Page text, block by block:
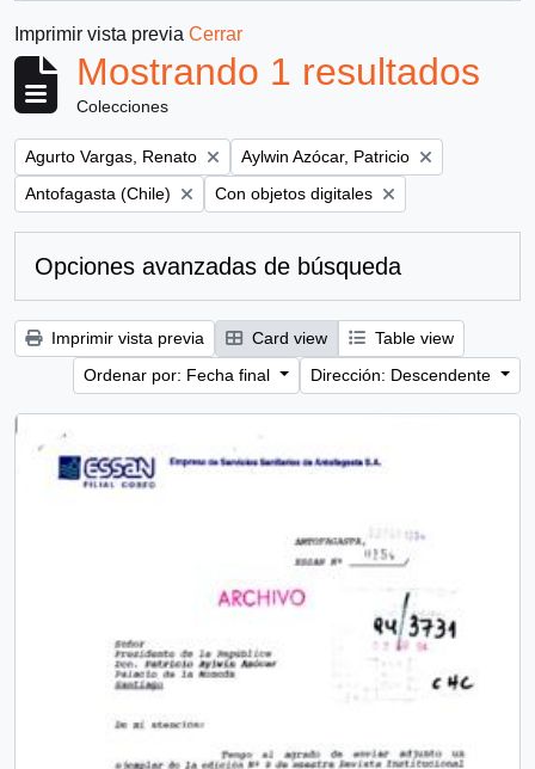
Imprimir vista previa Cerrar
Mostrando 1 resultados
Colecciones
Remove filter:
Agurto Vargas, Renato Remove filter:
Aylwin Azócar, Patricio
Remove filter:
Antofagasta (Chile) Remove filter:
Con objetos digitales
Opciones avanzadas de búsqueda
Imprimir vista previa Card view
Table view
Ordenar por: Fecha final
Dirección: Descendente